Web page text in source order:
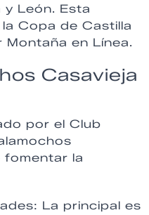
León. Esta
Copa de Castilla
en Línea.
Casavieja
por el Club
fomentar la
La principal es